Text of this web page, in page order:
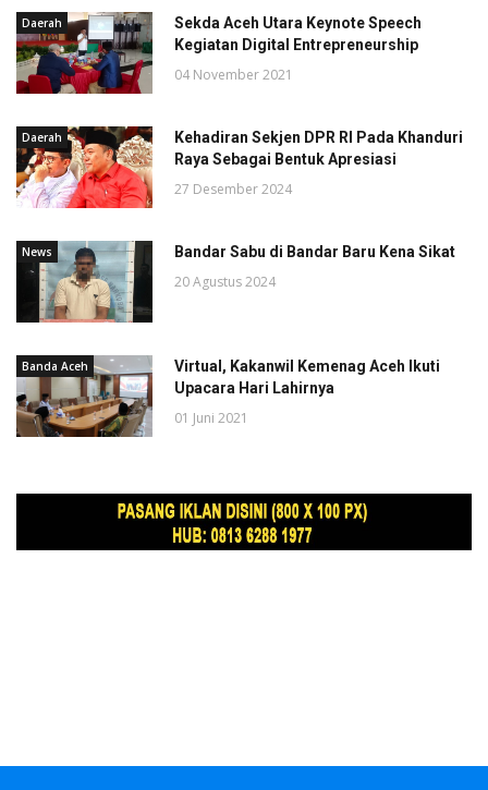
Daerah
Sekda Aceh Utara Keynote Speech
Kegiatan Digital Entrepreneurship
04 November 2021
Daerah
Kehadiran Sekjen DPR RI Pada Khanduri
Raya Sebagai Bentuk Apresiasi
27 Desember 2024
News Bandar Sabu di Bandar Baru Kena Sikat
20 Agustus 2024
Banda Aceh
Virtual, Kakanwil Kemenag Aceh Ikuti
Upacara Hari Lahirnya
01 Juni 2021